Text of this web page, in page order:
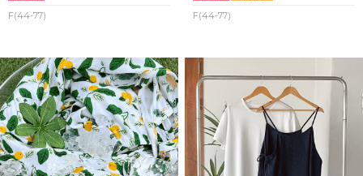
F(44-77) F(44-77)